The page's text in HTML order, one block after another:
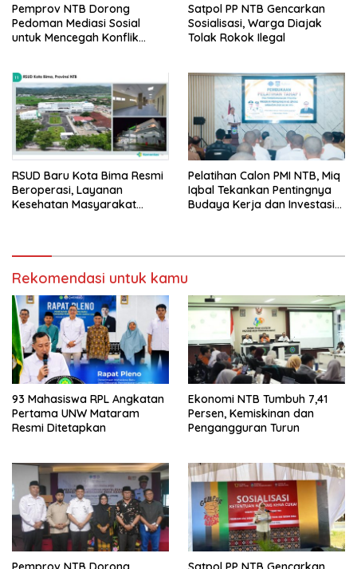
Pemprov NTB Dorong
Pedoman Mediasi Sosial
untuk Mencegah Konflik
Satpol PP NTB Gencarkan
Sosialisasi, Warga Diajak
Tolak Rokok Ilegal
RSUD Baru Kota Bima Resmi
Beroperasi, Layanan
Kesehatan Masyarakat
Pelatihan Calon PMI NTB, Miq
Iqbal Tekankan Pentingnya
Budaya Kerja dan Investasi
Rekomendasi untuk kamu
93 Mahasiswa RPL Angkatan
Pertama UNW Mataram
Resmi Ditetapkan
Ekonomi NTB Tumbuh 7,41
Persen, Kemiskinan dan
Pengangguran Turun